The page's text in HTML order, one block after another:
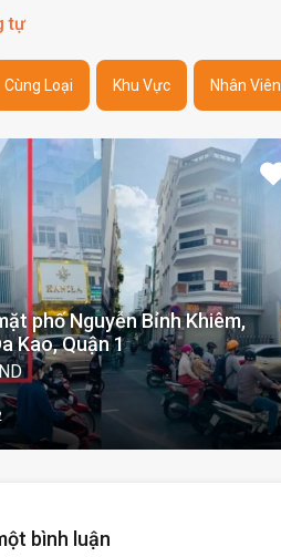
tự
Cùng Loại Khu Vực Nhân Viên
phố Nguyễn Bỉnh Khiêm,
Kao, Quận 1
bình luận